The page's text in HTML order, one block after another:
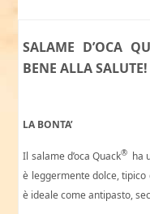
SALAME D’OCA
BENE ALLA SALUTE!
LA BONTA’
Il salame d’oca Quack® ha
è leggermente dolce, tipico
è ideale come antipasto,